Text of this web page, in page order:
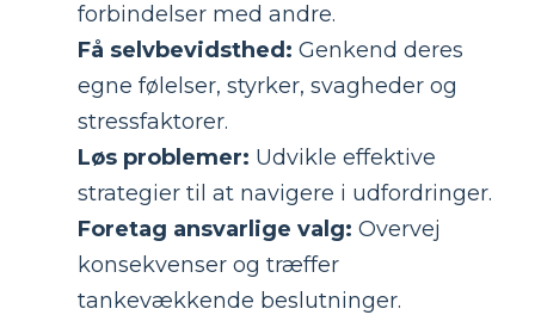
forbindelser med andre.
Få selvbevidsthed: Genkend deres
egne følelser, styrker, svagheder og
stressfaktorer.
Løs problemer: Udvikle effektive
strategier til at navigere i udfordringer.
Foretag ansvarlige valg: Overvej
konsekvenser og træffer
tankevækkende beslutninger.